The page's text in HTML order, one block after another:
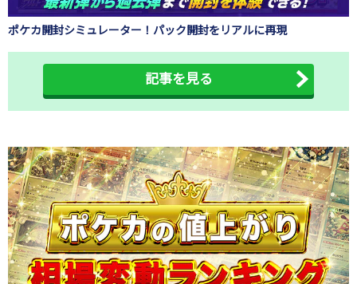
ポケカ開封シミュレーター！パック開封をリアルに再現
記事を見る